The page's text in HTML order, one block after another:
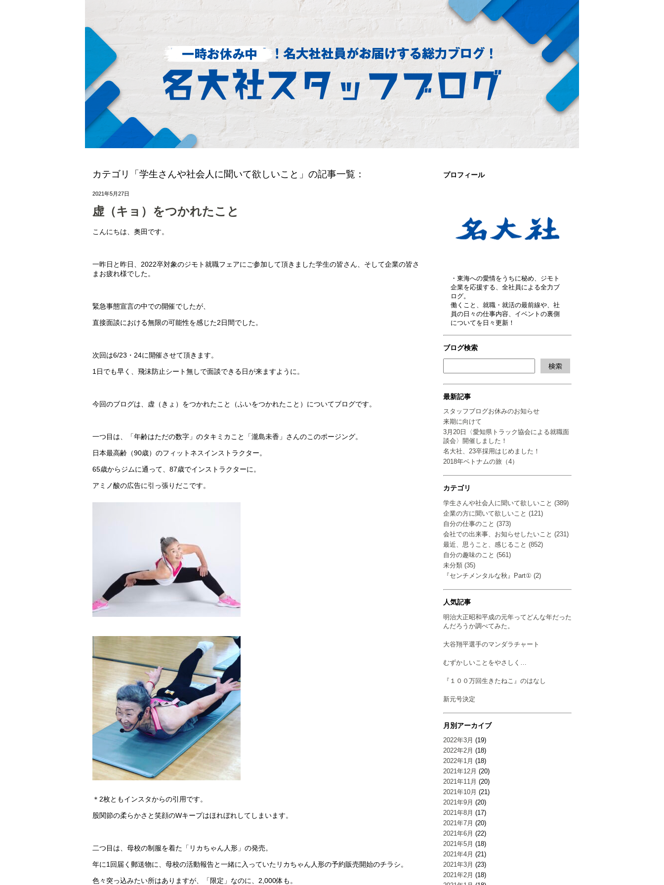
プロフィール
・東海への愛情をうちに秘め、ジモト
企業を応援する、全社員による全力ブ
ログ。
働くこと、就職・就活の最前線や、社
員の日々の仕事内容、イベントの裏側
についてを日々更新！
ブログ検索
最新記事
スタッフブログお休みのお知らせ
来期に向けて
3月20日〈愛知県トラック協会による就職面
談会〉開催しました！
名大社、23卒採用はじめました！
2018年ベトナムの旅（4）
カテゴリ
学生さんや社会人に聞いて欲しいこと (389)
企業の方に聞いて欲しいこと (121)
自分の仕事のこと (373)
会社での出来事、お知らせしたいこと (231)
最近、思うこと、感じること (852)
自分の趣味のこと (561)
未分類 (35)
『センチメンタルな秋』Part① (2)
人気記事
明治大正昭和平成の元年ってどんな年だった
んだろうか調べてみた。
大谷翔平選手のマンダラチャート
むずかしいことをやさしく…
『１００万回生きたねこ』のはなし
新元号決定
月別アーカイブ
2022年3月 (19)
2022年2月 (18)
2022年1月 (18)
2021年12月 (20)
2021年11月 (20)
2021年10月 (21)
2021年9月 (20)
2021年8月 (17)
2021年7月 (20)
2021年6月 (22)
2021年5月 (18)
2021年4月 (21)
2021年3月 (23)
2021年2月 (18)
カテゴリ「学生さんや社会人に聞いて欲しいこと」の記事一覧：
2021年5月27日
虚（キョ）をつかれたこと
こんにちは、奥田です。
一昨日と昨日、2022卒対象のジモト就職フェアにご参加して頂きました学生の皆さん、そして企業の皆さ
まお疲れ様でした。
緊急事態宣言の中での開催でしたが、
直接面談における無限の可能性を感じた2日間でした。
次回は6/23・24に開催させて頂きます。
1日でも早く、飛沫防止シート無しで面談できる日が来ますように。
今回のブログは、虚（きょ）をつかれたこと（ふいをつかれたこと）についてブログです。
一つ目は、「年齢はただの数字」のタキミカこと「瀧島未香」さんのこのポージング。
日本最高齢（90歳）のフィットネスインストラクター。
65歳からジムに通って、87歳でインストラクターに。
アミノ酸の広告に引っ張りだこです。
＊2枚ともインスタからの引用です。
股関節の柔らかさと笑顔のWキープはほれぼれしてしまいます。
二つ目は、母校の制服を着た「リカちゃん人形」の発売。
年に1回届く郵送物に、母校の活動報告と一緒に入っていたリカちゃん人形の予約販売開始のチラシ。
色々突っ込みたい所はありますが、「限定」なのに、2,000体も。